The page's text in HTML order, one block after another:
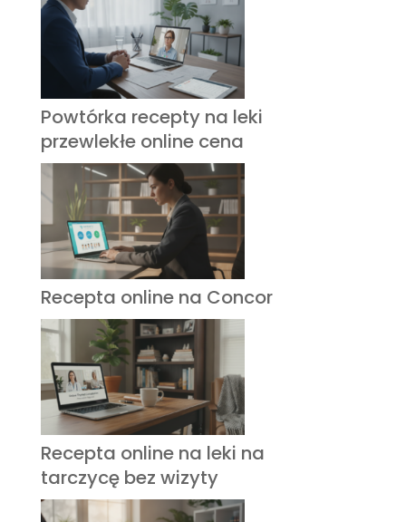
Powtórka recepty na leki
przewlekłe online cena
Recepta online na Concor
Recepta online na leki na
tarczycę bez wizyty